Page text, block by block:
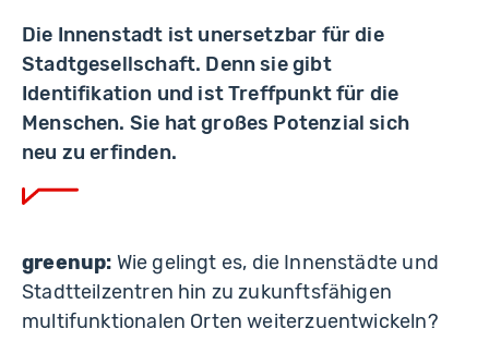
Die Innenstadt ist unersetzbar für die
Stadtgesellschaft. Denn sie gibt
Identifikation und ist Treffpunkt für die
Menschen. Sie hat großes Potenzial sich
neu zu erfinden.
greenup: Wie gelingt es, die Innenstädte und
Stadtteilzentren hin zu zukunftsfähigen
multifunktionalen Orten weiterzuentwickeln?